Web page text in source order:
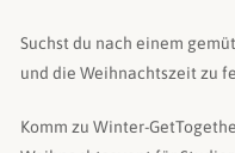
Suchst du nach einem
und die Weihnachtszeit zu
Komm zu Winter-